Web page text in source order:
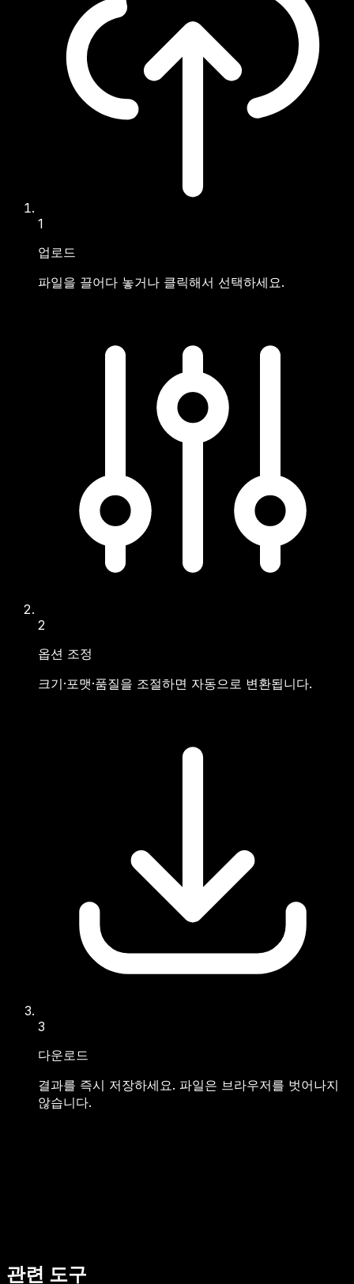
1
업로드
파일을 끌어다 놓거나 클릭해서 선택하세요.
2
옵션 조정
크기·포맷·품질을 조절하면 자동으로 변환됩니다.
3
다운로드
결과를 즉시 저장하세요. 파일은 브라우저를 벗어나지
않습니다.
관련 도구